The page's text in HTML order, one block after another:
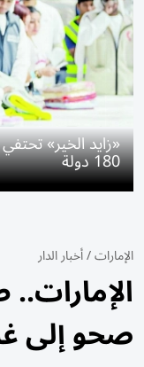
180 دولة
الإمارات/أخبار الدار
صحو إلى